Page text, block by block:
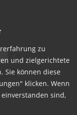
zu
und zielgerichtete
Sie können diese
klicken. Wenn
sind,